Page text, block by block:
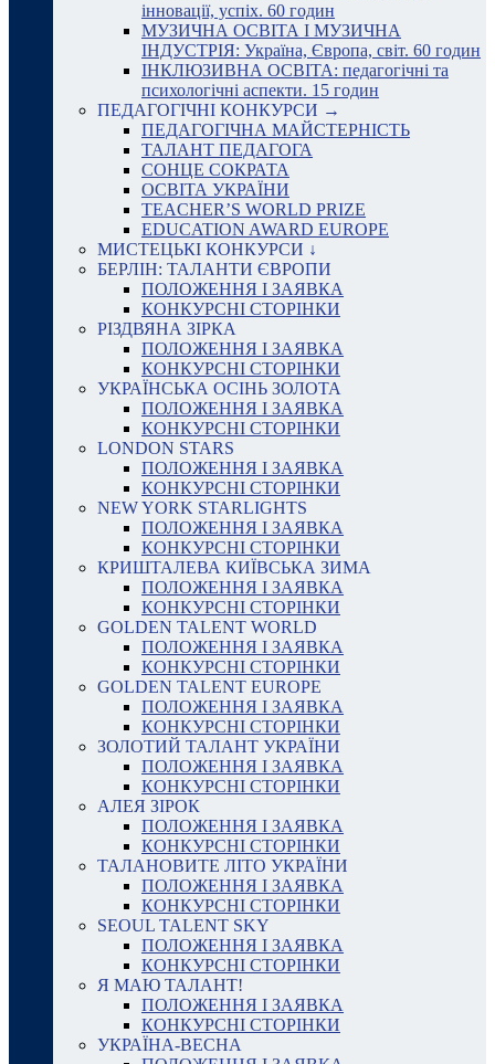
інновації, успіх. 60 годин
МУЗИЧНА ОСВІТА І МУЗИЧНА
ІНДУСТРІЯ: Україна, Європа, світ. 60 годин
ІНКЛЮЗИВНА ОСВІТА: педагогічні та
психологічні аспекти. 15 годин
ПЕДАГОГІЧНІ КОНКУРСИ →
ПЕДАГОГІЧНА МАЙСТЕРНІСТЬ
ТАЛАНТ ПЕДАГОГА
СОНЦЕ СОКРАТА
ОСВІТА УКРАЇНИ
TEACHER’S WORLD PRIZE
EDUCATION AWARD EUROPE
МИСТЕЦЬКІ КОНКУРСИ ↓
БЕРЛІН: ТАЛАНТИ ЄВРОПИ
ПОЛОЖЕННЯ І ЗАЯВКА
КОНКУРСНІ СТОРІНКИ
РІЗДВЯНА ЗІРКА
ПОЛОЖЕННЯ І ЗАЯВКА
КОНКУРСНІ СТОРІНКИ
УКРАЇНСЬКА ОСІНЬ ЗОЛОТА
ПОЛОЖЕННЯ І ЗАЯВКА
КОНКУРСНІ СТОРІНКИ
LONDON STARS
ПОЛОЖЕННЯ І ЗАЯВКА
КОНКУРСНІ СТОРІНКИ
NEW YORK STARLIGHTS
ПОЛОЖЕННЯ І ЗАЯВКА
КОНКУРСНІ СТОРІНКИ
КРИШТАЛЕВА КИЇВСЬКА ЗИМА
ПОЛОЖЕННЯ І ЗАЯВКА
КОНКУРСНІ СТОРІНКИ
GOLDEN TALENT WORLD
ПОЛОЖЕННЯ І ЗАЯВКА
КОНКУРСНІ СТОРІНКИ
GOLDEN TALENT EUROPE
ПОЛОЖЕННЯ І ЗАЯВКА
КОНКУРСНІ СТОРІНКИ
ЗОЛОТИЙ ТАЛАНТ УКРАЇНИ
ПОЛОЖЕННЯ І ЗАЯВКА
КОНКУРСНІ СТОРІНКИ
АЛЕЯ ЗІРОК
ПОЛОЖЕННЯ І ЗАЯВКА
КОНКУРСНІ СТОРІНКИ
ТАЛАНОВИТЕ ЛІТО УКРАЇНИ
ПОЛОЖЕННЯ І ЗАЯВКА
КОНКУРСНІ СТОРІНКИ
SEOUL TALENT SKY
ПОЛОЖЕННЯ І ЗАЯВКА
КОНКУРСНІ СТОРІНКИ
Я МАЮ ТАЛАНТ!
ПОЛОЖЕННЯ І ЗАЯВКА
КОНКУРСНІ СТОРІНКИ
УКРАЇНА-ВЕСНА